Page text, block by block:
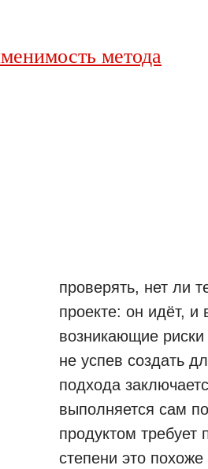
метода
проверять, нет ли
проекте: он идёт,
возникающие
не успев создать
подхода
выполняется сам
продуктом требует
степени это